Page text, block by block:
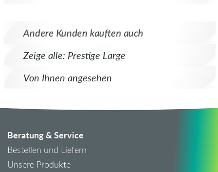
Andere Kunden kauften auch
Zeige alle: Prestige Large
Von Ihnen angesehen
Beratung & Service
Bestellen und Liefern
Unsere Produkte